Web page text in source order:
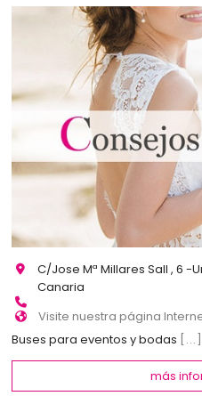
C/Jose Mª Millares Sall , 6 -
Canaria
Visite nuestra página
Buses para eventos y bodas [...]
más